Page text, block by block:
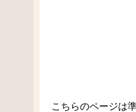
こちらのページは